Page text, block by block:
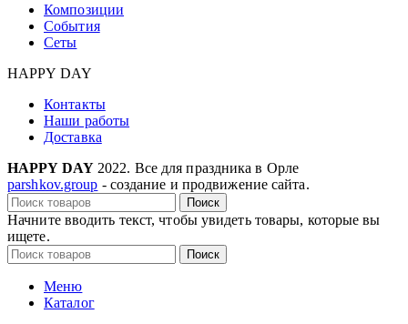
Композиции
События
Сеты
HAPPY DAY
Контакты
Наши работы
Доставка
HAPPY DAY 2022. Все для праздника в Орле
parshkov.group - создание и продвижение сайта.
Поиск
Начните вводить текст, чтобы увидеть товары, которые вы
ищете.
Поиск
Меню
Каталог